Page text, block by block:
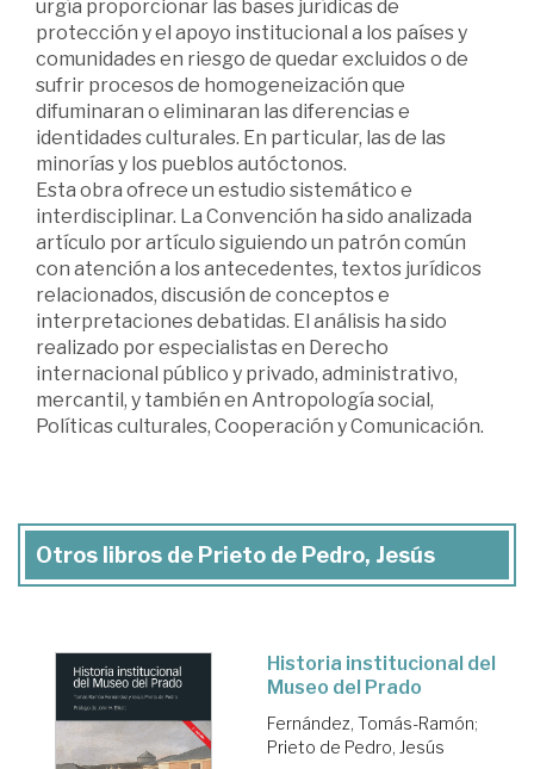
urgía proporcionar las bases jurídicas de
protección y el apoyo institucional a los países y
comunidades en riesgo de quedar excluidos o de
sufrir procesos de homogeneización que
difuminaran o eliminaran las diferencias e
identidades culturales. En particular, las de las
minorías y los pueblos autóctonos.
Esta obra ofrece un estudio sistemático e
interdisciplinar. La Convención ha sido analizada
artículo por artículo siguiendo un patrón común
con atención a los antecedentes, textos jurídicos
relacionados, discusión de conceptos e
interpretaciones debatidas. El análisis ha sido
realizado por especialistas en Derecho
internacional público y privado, administrativo,
mercantil, y también en Antropología social,
Políticas culturales, Cooperación y Comunicación.
Otros libros de Prieto de Pedro, Jesús
Historia institucional del
Museo del Prado
Fernández, Tomás-Ramón;
Prieto de Pedro, Jesús